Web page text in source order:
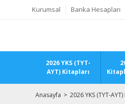
Kurumsal Banka Hesapları
2026 YKS (TYT-
AYT) Kitapları
Anasayfa 2026 YKS (TYT-